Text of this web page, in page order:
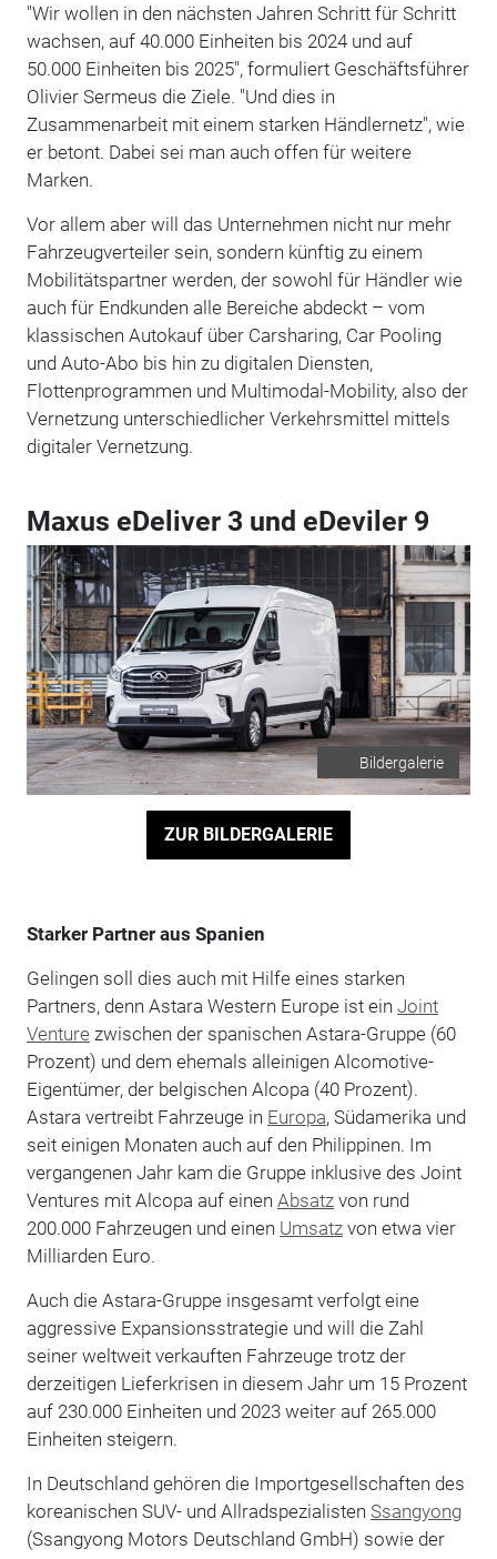
"Wir wollen in den nächsten Jahren Schritt für Schritt
wachsen, auf 40.000 Einheiten bis 2024 und auf
50.000 Einheiten bis 2025", formuliert Geschäftsführer
Olivier Sermeus die Ziele. "Und dies in
Zusammenarbeit mit einem starken Händlernetz", wie
er betont. Dabei sei man auch offen für weitere
Marken.
Vor allem aber will das Unternehmen nicht nur mehr
Fahrzeugverteiler sein, sondern künftig zu einem
Mobilitätspartner werden, der sowohl für Händler wie
auch für Endkunden alle Bereiche abdeckt – vom
klassischen Autokauf über Carsharing, Car Pooling
und Auto-Abo bis hin zu digitalen Diensten,
Flottenprogrammen und Multimodal-Mobility, also der
Vernetzung unterschiedlicher Verkehrsmittel mittels
digitaler Vernetzung.
Maxus eDeliver 3 und eDeviler 9
Bildergalerie
ZUR BILDERGALERIE
Starker Partner aus Spanien
Gelingen soll dies auch mit Hilfe eines starken
Partners, denn Astara Western Europe ist ein Joint
Venture zwischen der spanischen Astara-Gruppe (60
Prozent) und dem ehemals alleinigen Alcomotive-
Eigentümer, der belgischen Alcopa (40 Prozent).
Astara vertreibt Fahrzeuge in Europa, Südamerika und
seit einigen Monaten auch auf den Philippinen. Im
vergangenen Jahr kam die Gruppe inklusive des Joint
Ventures mit Alcopa auf einen Absatzvon rund
200.000 Fahrzeugen und einen Umsatzvon etwa vier
Milliarden Euro.
Auch die Astara-Gruppe insgesamt verfolgt eine
aggressive Expansionsstrategie und will die Zahl
seiner weltweit verkauften Fahrzeuge trotz der
derzeitigen Lieferkrisen in diesem Jahr um 15 Prozent
auf 230.000 Einheiten und 2023 weiter auf 265.000
Einheiten steigern.
In Deutschland gehören die Importgesellschaften des
koreanischen SUV- und Allradspezialisten Ssangyong
(Ssangyong Motors Deutschland GmbH) sowie der